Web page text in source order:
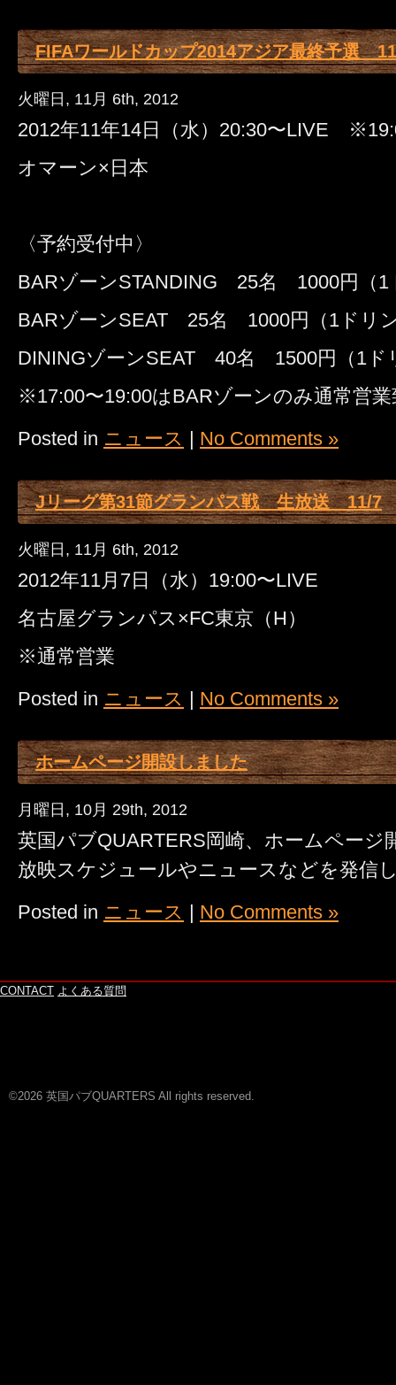
FIFAワールドカップ2014アジア最終予選
火曜日, 11月 6th, 2012
2012年11年14日（水）20:30〜LIVE
オマーン×日本
〈予約受付中〉
BARゾーンSTANDING 25名 1000円（1
BARゾーンSEAT 25名 1000円（1ドリ
DININGゾーンSEAT 40名 1500円（1ド
※17:00〜19:00はBARゾーンのみ通常営
Posted in ニュース | No Comments »
Jリーグ第31節グランパス戦 生放送 11/7
火曜日, 11月 6th, 2012
2012年11月7日（水）19:00〜LIVE
名古屋グランパス×FC東京（H）
※通常営業
Posted in ニュース | No Comments »
ホームページ開設しました
月曜日, 10月 29th, 2012
英国パブQUARTERS岡崎、ホームページ
放映スケジュールやニュースなどを発信
Posted in ニュース No Comments »
CONTACT よくある質問
©2026 英国パブQUARTERS All rights reserved.